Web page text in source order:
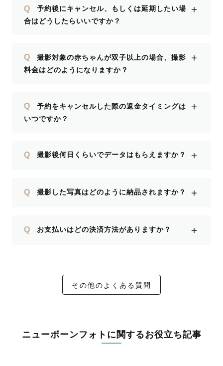
Q
予約後にキャンセル、もしくは延期したい場
合はどうしたらいいですか？
＋
Q
撮影対象の赤ちゃんが双子以上の場合、撮影
料金はどのようになりますか？
＋
Q
予約をキャンセルした際の返金タイミングは
いつですか？
＋
Q 撮影後何日くらいでデータはもらえますか？ ＋
Q 撮影した写真はどのように納品されますか？ ＋
Q お支払いはどの決済方法がありますか？ ＋
その他のよくある質問
ニューボーンフォトに関するお役立ち記事